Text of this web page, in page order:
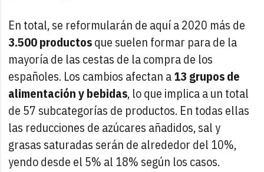
En total, se reformularán de aquí a 2020 más de
3.500 productosque suelen formar para de la
mayoría de las cestas de la compra de los
españoles. Los cambios afectan a13 grupos de
alimentación y bebidas, lo que implica a un total
de 57 subcategorías de productos. En todas ellas
las reducciones de azúcares añadidos, sal y
grasas saturadas serán de alrededor del 10%,
yendo desde el 5% al 18% según los casos.